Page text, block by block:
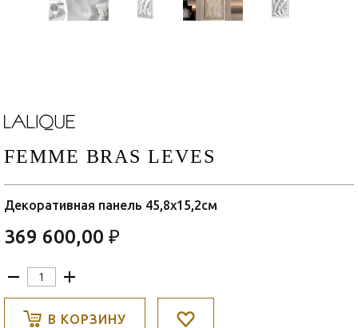
FEMME BRAS LEVES
Декоративная панель 45,8x15,2см
369 600,00 ₽
В КОРЗИНУ